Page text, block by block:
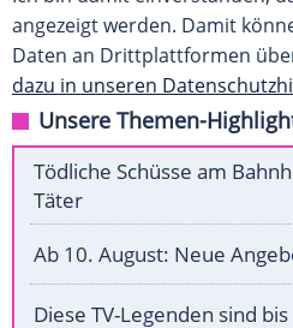
angezeigt werden. Damit
Daten an Drittplattformen
dazu in unseren
Unsere Themen-
Tödliche Schüsse am
Täter
Ab 10. August: Neue
Diese TV-Legenden sind